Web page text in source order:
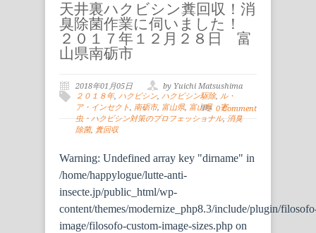
天井裏ハクビシン糞回収！消
臭除菌作業に伺いました！
２０１７年１２月２８日 富
山県南砺市
2018年01月05日
by Yuichi Matsushima
２０１８年, ハクビシン, ハクビシン駆除, ル・
ア・インセクト, 南砺市, 富山県, 富山県 害
虫・ハクビシン対策のプロフェッショナル, 消臭
除菌, 糞回収
0 Comment
Warning: Undefined array key "dirname" in
/home/happylogue/lutte-anti-
insecte.jp/public_html/wp-
content/themes/modernize_php8.3/include/plugin/
image/filosofo-custom-image-sizes.php on